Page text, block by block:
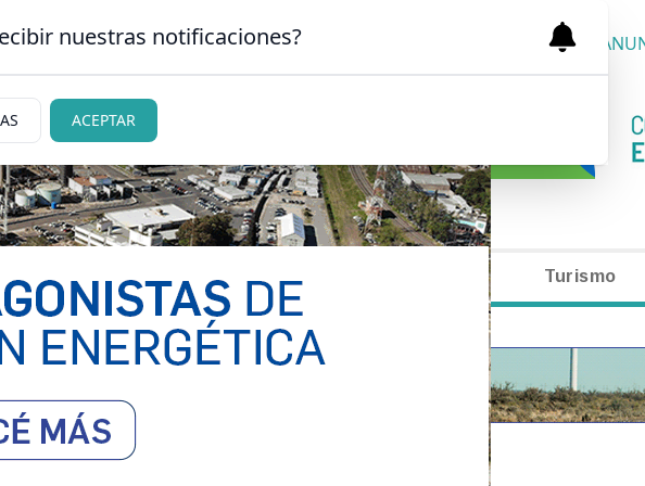
DE BARILOCHE CLASIFICADOS NECROLÓGICAS
Judiciales Turismo
nuestras notificaciones?
ACEPTAR